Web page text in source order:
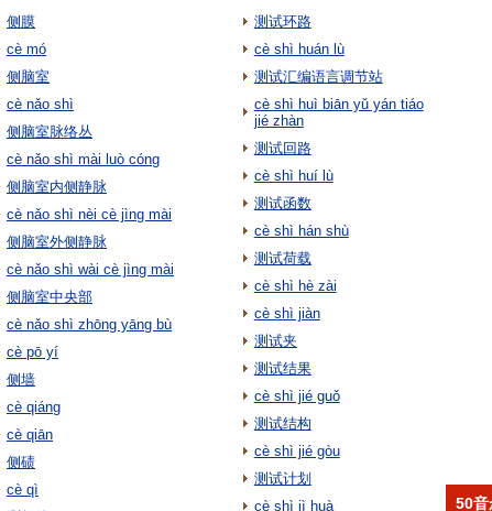
侧膜
cè mó
侧脑室
cè nǎo shì
侧脑室脉络丛
cè nǎo shì mài luò cóng
侧脑室内侧静脉
cè nǎo shì nèi cè jìng mài
侧脑室外侧静脉
cè nǎo shì wài cè jìng mài
侧脑室中央部
cè nǎo shì zhōng yāng bù
cè pō yí
侧墙
cè qiáng
cè qiān
侧碛
cè qì
测试环路
cè shì huán lù
测试汇编语言调节站
cè shì huì biān yǔ yán tiáo
jié zhàn
测试回路
cè shì huí lù
测试函数
cè shì hán shù
测试荷载
cè shì hè zài
cè shì jiàn
测试夹
测试结果
cè shì jié guǒ
测试结构
cè shì jié gòu
测试计划
cè shì jì huà
50音